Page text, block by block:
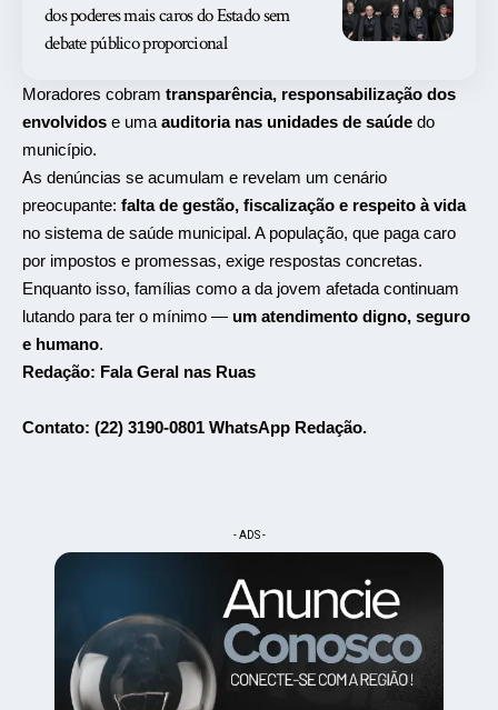
dos poderes mais caros do Estado sem
debate público proporcional
Moradores cobram transparência, responsabilização dos
envolvidos e uma auditoria nas unidades de saúde do
município.
As denúncias se acumulam e revelam um cenário
preocupante: falta de gestão, fiscalização e respeito à vida
no sistema de saúde municipal. A população, que paga caro
por impostos e promessas, exige respostas concretas.
Enquanto isso, famílias como a da jovem afetada continuam
lutando para ter o mínimo — um atendimento digno, seguro
e humano.
Redação: Fala Geral nas Ruas
Contato: (22) 3190-0801 WhatsApp Redação.
- ADS -